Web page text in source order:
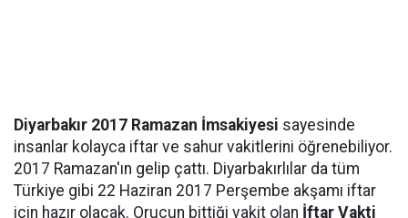
Diyarbakır 2017 Ramazan İmsakiyesi sayesinde
insanlar kolayca iftar ve sahur vakitlerini öğrenebiliyor.
2017 Ramazan'ın gelip çattı. Diyarbakırlılar da tüm
Türkiye gibi 22 Haziran 2017 Perşembe akşamı iftar
için hazır olacak. Orucun bittiği vakit olan İftar Vakti